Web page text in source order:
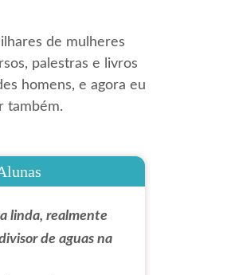
de mulheres
palestras e livros
homens, e agora eu
também.
linda, realmente
de aguas na